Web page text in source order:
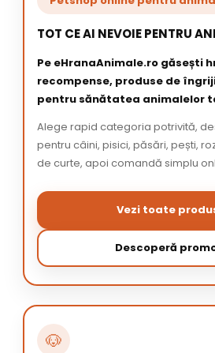
TOT CE AI NEVOIE PENTRU
Pe eHranaAnimale.ro găsești
recompense, produse de
pentru sănătatea animalelor
Alege rapid categoria potrivită,
pentru câini, pisici, păsări, pești,
de curte, apoi comandă simplu
Vezi toate
Descoperă
🐶